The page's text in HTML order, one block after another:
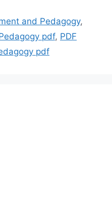
and Pedagogy,
pdf, PDF
pdf